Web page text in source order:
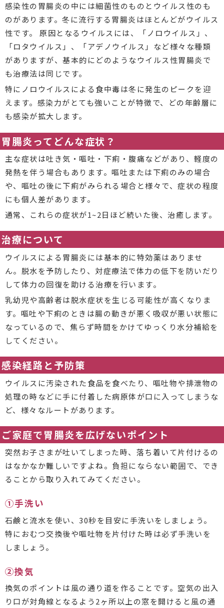
感染性の胃腸炎の中には細菌性のものとウイルス性のも
のがあります。冬に流行する胃腸炎はほとんどがウイルス
性です。 原因となるウイルスには、「ノロウイルス」、
「ロタウイルス」、「アデノウイルス」など様々な種類
がありますが、基本的にどのようなウイルス性胃腸炎で
も治療法は同じです。
特にノロウイルスによる食中毒は冬に発生のピークを迎
えます。感染力がとても強いことが特徴で、どの年齢層に
も感染が拡大します。
胃腸炎ってどんな症状？
主な症状は吐き気・嘔吐・下痢・腹痛などがあり、軽度の
発熱を伴う場合もあります。嘔吐または下痢のみの場合
や、嘔吐の後に下痢がみられる場合と様々で、症状の程度
にも個人差があります。
通常、これらの症状が1~2日ほど続いた後、治癒します。
治療について
ウイルスによる胃腸炎には基本的に特効薬はありませ
ん。脱水を予防したり、対症療法で体力の低下を防いだり
して体力の回復を助ける治療を行います。
乳幼児や高齢者は脱水症状を生じる可能性が高くなりま
す。嘔吐や下痢のときは腸の動きが悪く吸収が悪い状態に
なっているので、焦らず時間をかけてゆっくり水分補給を
してください。
感染経路と予防策
ウイルスに汚染された食品を食べたり、嘔吐物や排泄物の
処理の時などに手に付着した病原体が口に入ってしまうな
ど、様々なルートがあります。
ご家庭で胃腸炎を広げないポイント
突然お子さまが吐いてしまった時、落ち着いて片付けるの
はなかなか難しいですよね。負担にならない範囲で、でき
ることから取り入れてみてください。
①手洗い
石鹸と流水を使い、30秒を目安に手洗いをしましょう。
特におむつ交換後や嘔吐物を片付けた時は必ず手洗いを
しましょう。
②換気
換気のポイントは風の通り道を作ることです。空気の出入
り口が対角線となるよう2ヶ所以上の窓を開けると風の通